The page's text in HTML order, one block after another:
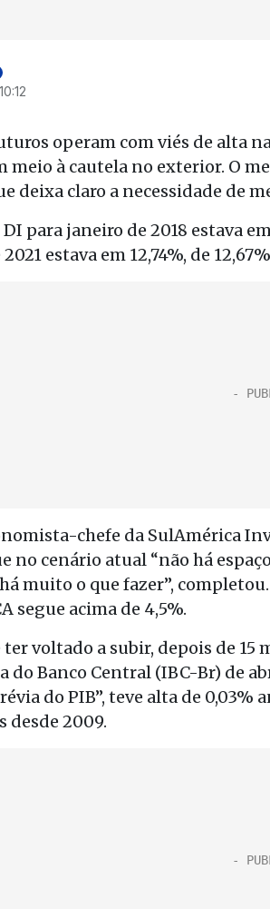
operam com viés de alta
meio à cautela no exterior. O
deixa claro a necessidade de
DI para janeiro de 2018 estava
estava em 12,74%, de
chefe da SulAmérica
no cenário atual “não há
muito o que fazer”,
segue acima de 4,5%.
ter voltado a subir, depois de 15
do Banco Central (IBC-Br) de
do PIB”, teve alta de
desde 2009.